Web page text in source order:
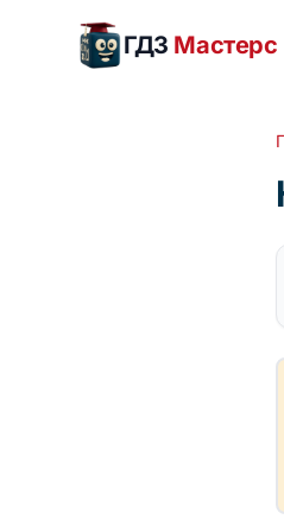
ГДЗ Мастерс